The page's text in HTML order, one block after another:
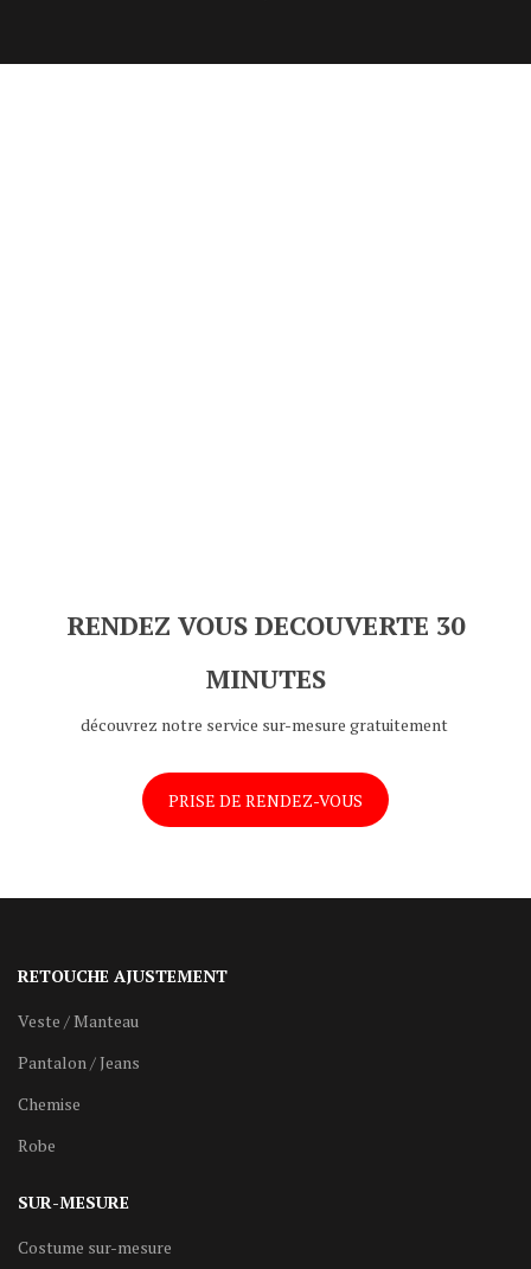
RENDEZ VOUS DECOUVERTE 30
MINUTES
découvrez notre service sur-mesure gratuitement
PRISE DE RENDEZ-VOUS
RETOUCHE AJUSTEMENT
Veste / Manteau
Pantalon / Jeans
Chemise
Robe
SUR-MESURE
Costume sur-mesure